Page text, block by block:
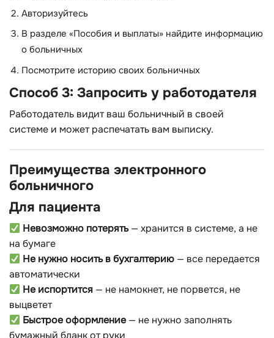
Авторизуйтесь
В разделе «Пособия и выплаты» найдите информацию
о больничных
Посмотрите историю своих больничных
Способ 3: Запросить у работодателя
Работодатель видит ваш больничный в своей
системе и может распечатать вам выписку.
Преимущества электронного
больничного
Для пациента
Невозможно потерять— хранится в системе, а не
на бумаге
Не нужно носить в бухгалтерию — все передается
автоматически
Не испортится — не намокнет, не порвется, не
выцветет
Быстрое оформление — не нужно заполнять
бумажный бланк от руки